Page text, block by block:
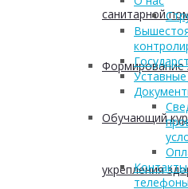
санитарной
Формирование
Обучающий
укрепления